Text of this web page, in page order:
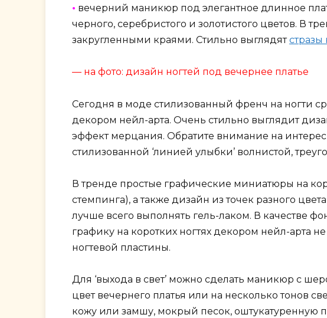
• вечерний маникюр под элегантное длинное
черного, серебристого и золотистого цветов. В
закругленными краями. Стильно выглядят
— на фото: дизайн ногтей под вечернее платье
Сегодня в моде стилизованный френч на ногти
декором нейл-арта. Очень стильно выглядит
эффект мерцания. Обратите внимание на
стилизованной ‘линией улыбки’ волнистой,
В тренде простые графические миниатюры на
стемпинга), а также дизайн из точек разного
лучше всего выполнять гель-лаком. В качестве
графику на коротких ногтях декором нейл-арта
ногтевой пластины.
Для ‘выхода в свет’ можно сделать маникюр с
цвет вечернего платья или на несколько тонов
кожу или замшу, мокрый песок, оштукатуренную